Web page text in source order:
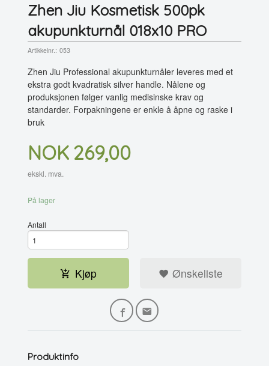
Zhen Jiu Kosmetisk 500pk
akupunkturnål 018x10 PRO
Artikkelnr.: 053
Zhen Jiu Professional akupunkturnåler leveres med et
ekstra godt kvadratisk silver handle. Nålene og
produksjonen følger vanlig medisinske krav og
standarder. Forpakningene er enkle å åpne og raske i
bruk
Pris
NOK 269,00
ekskl. mva.
På lager
Antall
Kjøp Ønskeliste
Produktinfo